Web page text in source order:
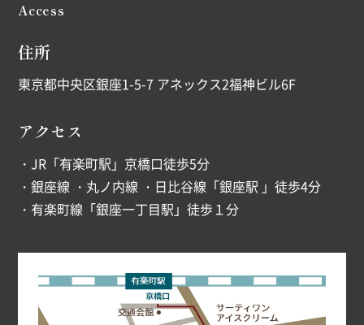
Access
住所
東京都中央区銀座1-5-7 アネックス2福神ビル6F
アクセス
・JR「有楽町駅」京橋口徒歩5分
・銀座線 ・丸ノ内線 ・日比谷線「銀座駅 」徒歩4分
・有楽町線「銀座一丁目駅」徒歩１分